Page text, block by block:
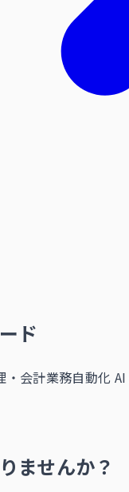
ド
・会計業務自動化 AI
ませんか？